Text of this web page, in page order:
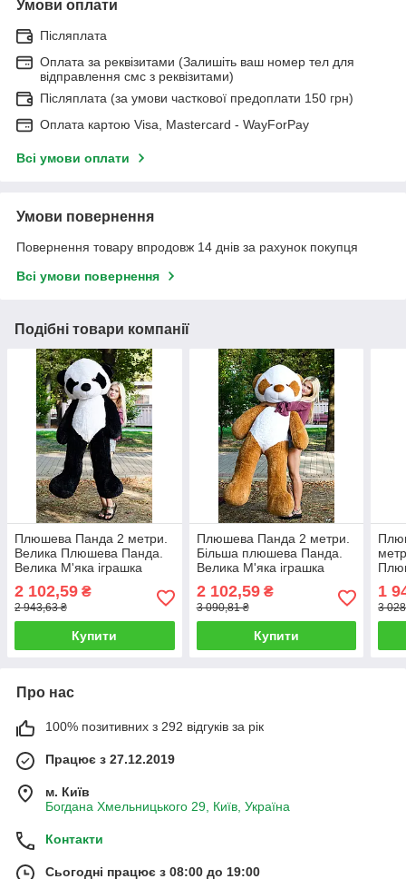
Умови оплати
Післяплата
Оплата за реквізитами (Залишіть ваш номер тел для
відправлення смс з реквізитами)
Післяплата (за умови часткової предоплати 150 грн)
Оплата картою Visa, Mastercard - WayForPay
Всі умови оплати
Умови повернення
Повернення товару впродовж 14 днів за рахунок покупця
Всі умови повернення
Подібні товари компанії
Плюшева Панда 2 метри.
Велика Плюшева Панда.
Велика М'яка іграшка
Чорна Плюшева Панда
200 см
2 102,59 ₴
2 943,63 ₴
Купити
Плюшева Панда 2 метри.
Більша плюшева Панда.
Велика М'яка іграшка
коричнева Плюшева
Панда 200 см
2 102,59₴
3 090,81 ₴
Купити
см
1
3
Про нас
100% позитивних з 292 відгуків за рік
Працює з 27.12.2019
м. Київ
Богдана Хмельницького 29, Київ, Україна
Контакти
Сьогодні працює з 08:00 до 19:00